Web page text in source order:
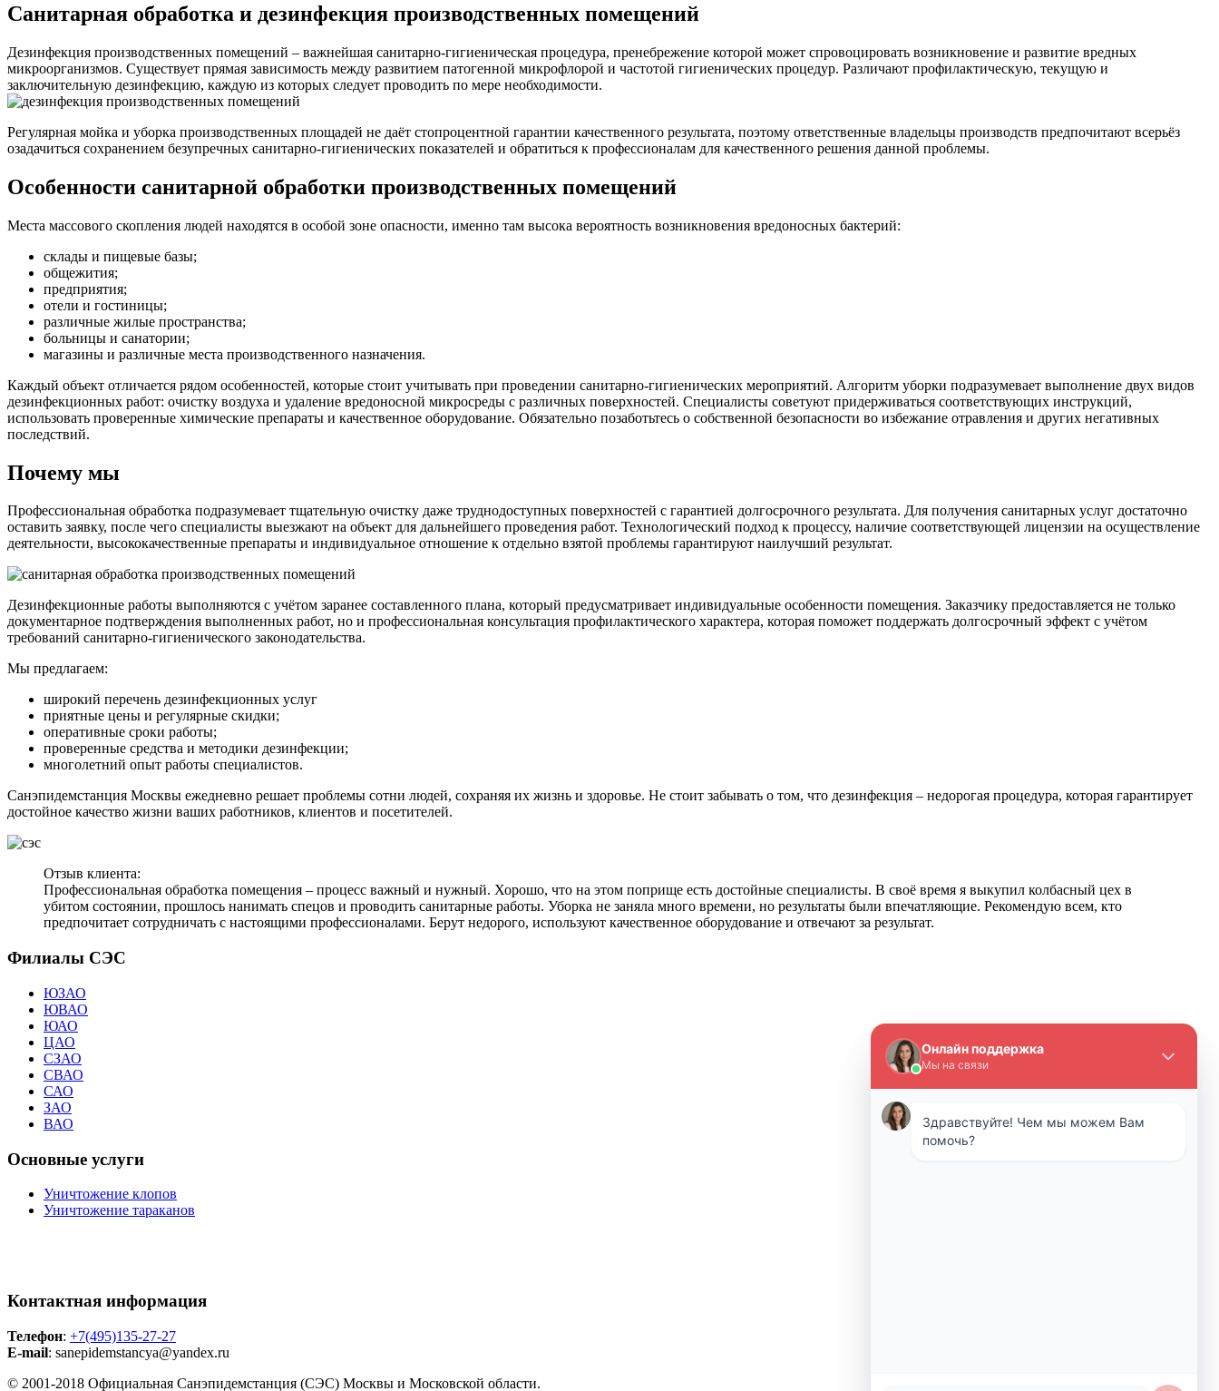
Санитарная обработка и дезинфекция производственных помещений
Дезинфекция производственных помещений – важнейшая санитарно-гигиеническая процедура, пренебрежение которой может спровоцировать возникновение и развитие вредных
микроорганизмов. Существует прямая зависимость между развитием патогенной микрофлорой и частотой гигиенических процедур. Различают профилактическую, текущую и
заключительную дезинфекцию, каждую из которых следует проводить по мере необходимости.
Регулярная мойка и уборка производственных площадей не даёт стопроцентной гарантии качественного результата, поэтому ответственные владельцы производств предпочитают всерьёз
озадачиться сохранением безупречных санитарно-гигиенических показателей и обратиться к профессионалам для качественного решения данной проблемы.
Особенности санитарной обработки производственных помещений
Места массового скопления людей находятся в особой зоне опасности, именно там высока вероятность возникновения вредоносных бактерий:
склады и пищевые базы;
общежития;
предприятия;
отели и гостиницы;
различные жилые пространства;
больницы и санатории;
магазины и различные места производственного назначения.
Каждый объект отличается рядом особенностей, которые стоит учитывать при проведении санитарно-гигиенических мероприятий. Алгоритм уборки подразумевает выполнение двух видов
дезинфекционных работ: очистку воздуха и удаление вредоносной микросреды с различных поверхностей. Специалисты советуют придерживаться соответствующих инструкций,
использовать проверенные химические препараты и качественное оборудование. Обязательно позаботьтесь о собственной безопасности во избежание отравления и других негативных
последствий.
Почему мы
Профессиональная обработка подразумевает тщательную очистку даже труднодоступных поверхностей с гарантией долгосрочного результата. Для получения санитарных услуг достаточно
оставить заявку, после чего специалисты выезжают на объект для дальнейшего проведения работ. Технологический подход к процессу, наличие соответствующей лицензии на осуществление
деятельности, высококачественные препараты и индивидуальное отношение к отдельно взятой проблемы гарантируют наилучший результат.
Дезинфекционные работы выполняются с учётом заранее составленного плана, который предусматривает индивидуальные особенности помещения. Заказчику предоставляется не только
документарное подтверждения выполненных работ, но и профессиональная консультация профилактического характера, которая поможет поддержать долгосрочный эффект с учётом
требований санитарно-гигиенического законодательства.
Мы предлагаем:
широкий перечень дезинфекционных услуг
приятные цены и регулярные скидки;
оперативные сроки работы;
проверенные средства и методики дезинфекции;
многолетний опыт работы специалистов.
Санэпидемстанция Москвы ежедневно решает проблемы сотни людей, сохраняя их жизнь и здоровье. Не стоит забывать о том, что дезинфекция – недорогая процедура, которая гарантирует
достойное качество жизни ваших работников, клиентов и посетителей.
Отзыв клиента:
Профессиональная обработка помещения – процесс важный и нужный. Хорошо, что на этом поприще есть достойные специалисты. В своё время я выкупил колбасный цех в
убитом состоянии, прошлось нанимать спецов и проводить санитарные работы. Уборка не заняла много времени, но результаты были впечатляющие. Рекомендую всем, кто
предпочитает сотрудничать с настоящими профессионалами. Берут недорого, используют качественное оборудование и отвечают за результат.
Филиалы СЭС
ЮЗАО
ЮВАО
ЮАО
ЦАО
СЗАО
СВАО
САО
ЗАО
ВАО
Основные услуги
Уничтожение клопов
Уничтожение тараканов
Контактная информация
Телефон: +7(495)135-27-27
E-mail: sanepidemstancya@yandex.ru
© 2001-2018 Официальная Санэпидемстанция (СЭС) Москвы и Московской области.